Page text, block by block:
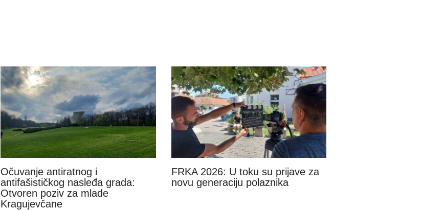
Očuvanje antiratnog i
antifašističkog nasleđa grada:
Otvoren poziv za mlade
Kragujevčane
FRKA 2026: U toku su prijave za
novu generaciju polaznika